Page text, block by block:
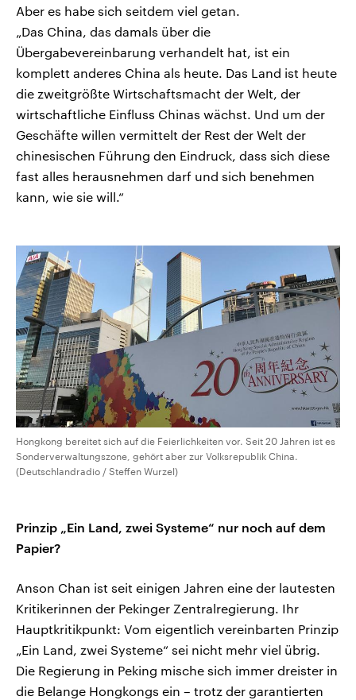
Aber es habe sich seitdem viel getan.
„Das China, das damals über die
Übergabevereinbarung verhandelt hat, ist ein
komplett anderes China als heute. Das Land ist heute
die zweitgrößte Wirtschaftsmacht der Welt, der
wirtschaftliche Einfluss Chinas wächst. Und um der
Geschäfte willen vermittelt der Rest der Welt der
chinesischen Führung den Eindruck, dass sich diese
fast alles herausnehmen darf und sich benehmen
kann, wie sie will.“
Hongkong bereitet sich auf die Feierlichkeiten vor. Seit 20 Jahren ist es
Sonderverwaltungszone, gehört aber zur Volksrepublik China.
(Deutschlandradio / Steffen Wurzel)
Prinzip „Ein Land, zwei Systeme“ nur noch auf dem
Papier?
Anson Chan ist seit einigen Jahren eine der lautesten
Kritikerinnen der Pekinger Zentralregierung. Ihr
Hauptkritikpunkt: Vom eigentlich vereinbarten Prinzip
„Ein Land, zwei Systeme“ sei nicht mehr viel übrig.
Die Regierung in Peking mische sich immer dreister in
die Belange Hongkongs ein – trotz der garantierten